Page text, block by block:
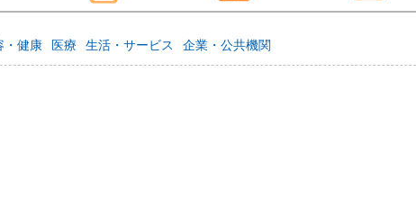
・健康 医療 生活・サービス 企業・公共機関